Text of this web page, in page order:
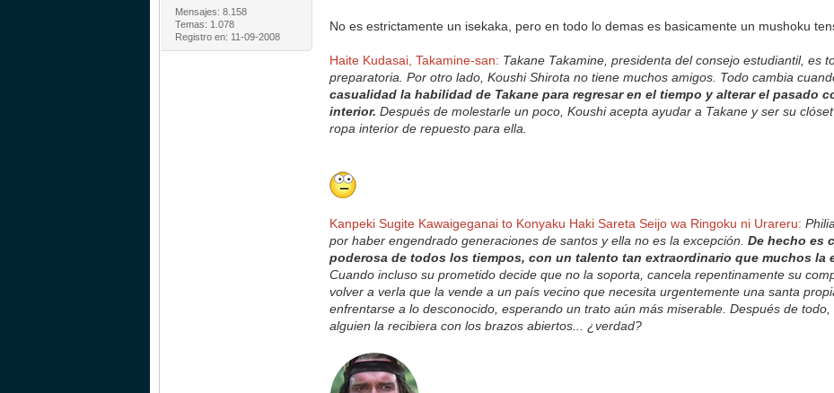
Mensajes: 8.158
Temas: 1.078
Registro en: 11-09-2008
No es estrictamente un isekaka, pero en todo lo demas es basicamente un mushoku
Haite Kudasai, Takamine-san: Takane Takamine, presidenta del consejo estudiantil, es
preparatoria. Por otro lado, Koushi Shirota no tiene muchos amigos. Todo cambia
casualidad la habilidad de Takane para regresar en el tiempo y alterar el pasado
interior. Después de molestarle un poco, Koushi acepta ayudar a Takane y ser su
ropa interior de repuesto para ella.
Kanpeki Sugite Kawaigeganai to Konyaku Haki Sareta Seijo wa Ringoku ni Urareru:
por haber engendrado generaciones de santos y ella no es la excepción.De hecho es
poderosa de todos los tiempos, con un talento tan extraordinario que muchos la
Cuando incluso su prometido decide que no la soporta, cancela repentinamente su
volver a verla que la vende a un país vecino que necesita urgentemente una santa
enfrentarse a lo desconocido, esperando un trato aún más miserable. Después de
alguien la recibiera con los brazos abiertos... ¿verdad?